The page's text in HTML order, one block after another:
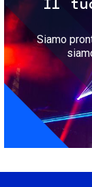
Siamo